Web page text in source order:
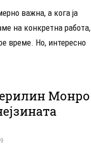
важна, а кога ја
на конкретна работа,
време. Но, интересно
Монро